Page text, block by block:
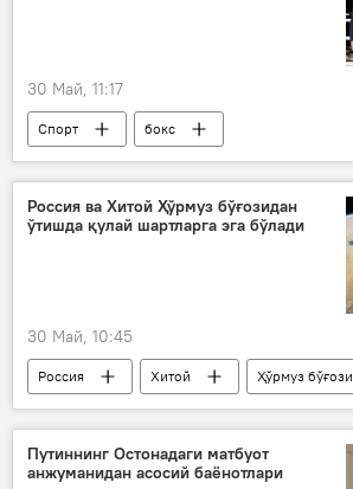
30 Май, 11:17
Спорт
бокс
Миллий олимпия қўмитаси
Хумо
Россия ва Хитой Ҳўрмуз бўғозидан
ўтишда қулай шартларга эга бўлади
30 Май, 10:45
Россия Хитой
Ҳўрмуз бўғози
Эрон
Путиннинг Остонадаги матбуот
анжуманидан асосий баёнотлари